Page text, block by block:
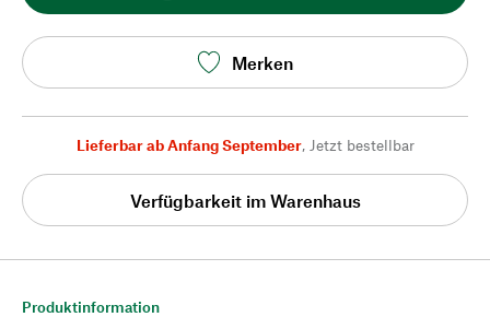
Merken
Lieferbar ab Anfang September, Jetzt bestellbar
Verfügbarkeit im Warenhaus
Produktinformation